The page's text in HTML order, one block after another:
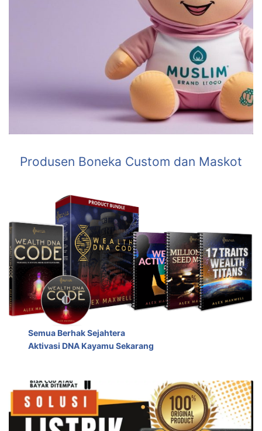
Produsen Boneka Custom dan Maskot
Semua Berhak Sejahtera
Aktivasi DNA Kayamu Sekarang